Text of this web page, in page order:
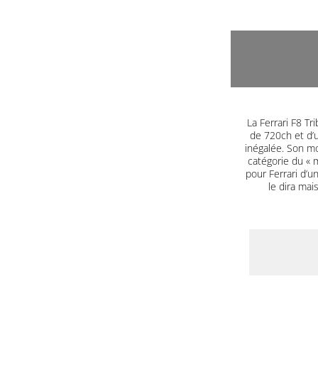
La Ferrari F8
de 720ch et
inégalée. Son
catégorie du «
pour Ferrari
le dira